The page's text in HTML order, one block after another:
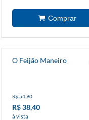
O Feijão Maneiro
R$ 54,90
R$ 38,40
à vista